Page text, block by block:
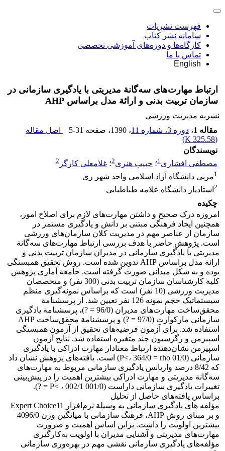
فهرست نشریات
سامانه نشر کتاب
کارگاه‌ها و دوره‌های آموزشی تخصصی
تماس با ما
English
ارتباط مهارت‌های سه‌گانة مدیریتی با یادگیری سازمانی در
سازمان تربیت بدنی و ارائة مدل براساس AHP
نشریه مدیریت ورزشی
مقاله 1
، دوره 3، شماره 11 ، 1390 ، صفحه 5-31
اصل مقاله
(
325.58 K
)
نویسندگان
مصطفی افشاری1؛ حبیب هنری2؛ غلامعلی کارگر 2
1مربی دانشگاه آزاد اسلامی واحد شهر ری
2 استادیار دانشگاه علامه طباطبایی
چکیده
امروزه درک صحیح و داشتن مهارت‌های لازم برای اصلاح امور،
همچنین ایجاد فرهنگی مبتنی بر دانش و یادگیری مستمر در
سازمان از عناصر مهم در مدیریت کلان سازمان‌های ورزشی
است. پژوهش حاضر با هدف بررسی ارتباط مهارت‌های سه‌گانة
مدیریتی با یادگیری سازمانی در مدیران سازمان تربیت بدنی و
ارائة مدل براساس AHP تدوین شده است. روش تحقیق همبستگی
بوده و به شکل میدانی صورت گرفته است. جامعة آماری پژوهش
کلیة کارشناسان سازمان تربیت بدنی (300 نفر) و متخصصان
مدیریت ورزشی (10 نفر) است که براساس نمونه‌گیری منظم
سیستماتیک حجم نمونه 126 نفر تعیین شد. از پرسشنامة
محقق‌ساخت مهارت‌های مدیران (96/0 = ?)، پرسشنامة یادگیری
سازمانی مارکوارت (97/0 = ?) و پرسشنامة محقق‌ساخت AHP
استفاده شد. برای آزمون فرضیه‌های تحقیق از آزمون همبستگی
اسپیرمن و رگرسیون چند متغیره استفاده شد. نتایج آزمون
اسپیرمن نشان‌دهندة ارتباط معنادار مهارت ادراکی با یادگیری
سازمانی (01/0 P<، 364/0 = rho) است. یافته‌های پژوهش نشان داد
که 8/42 درصد واریانس یادگیری سازمانی مربوط به مهارت‌های
سه‌گانة مدیریتی و مهارت ادراکی بیشترین اهمیت را در پیش‌بینی
تغییرات یادگیری سازمانی داراست (001/0 P< ، 002/1 = ?).
براساس یافته‌های حاصل از تحلیل
مؤلفه های یادگیری سازمانی به وسیلة نرم‌افزار Expert Choice11
و بر مبنای روش AHP، فرهنگ سازمانی با میانگین وزن 4096/0
بیشترین اولویت را داشت. براین اساس اهمیت و ضرورت
مهارت‌های مدیریتی و آشنایی مدیران با اولویت به‌کارگیری
مؤلفه‌های یادگیری سازمانی نقشی مهم در بهره‌وری سازمانی